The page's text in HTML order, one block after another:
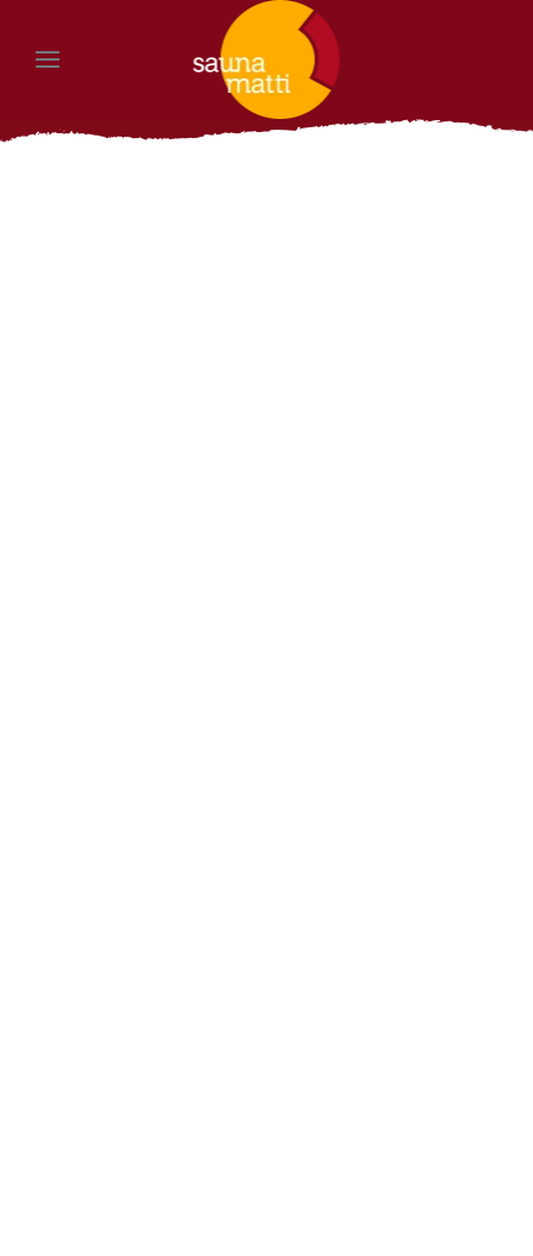
Zum Hauptinhalt springen